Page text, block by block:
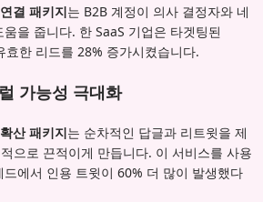
결 패키지는 B2B 계정이 의사 결정자와 네
을 줍니다. 한 SaaS 기업은 타겟팅된
한 리드를 28% 증가시켰습니다.
가능성 극대화
산 패키지는 순차적인 답글과 리트윗을 제
으로 끈적이게 만듭니다. 이 서비스를 사용
에서 인용 트윗이 60% 더 많이 발생했다